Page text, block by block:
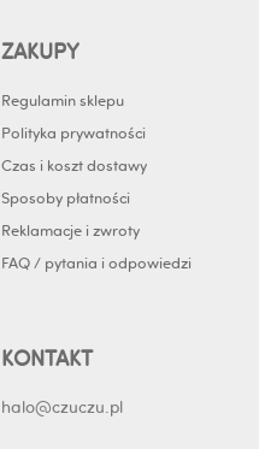
g
r
a
m
d
n
i
n
ZAKUPY
Regulamin sklepu
Polityka prywatności
Czas i koszt dostawy
Sposoby płatności
Reklamacje i zwroty
FAQ / pytania i odpowiedzi
KONTAKT
halo@czuczu.pl